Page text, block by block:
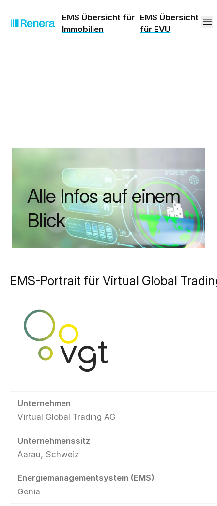
EMS Übersicht für
Immobilien
EMS Übersicht
für EVU
Alle Infos auf einem
Blick
EMS-Portrait für Virtual Global
Unternehmen
Virtual Global Trading AG
Unternehmenssitz
Aarau, Schweiz
Energiemanagementsystem (EMS)
Genia